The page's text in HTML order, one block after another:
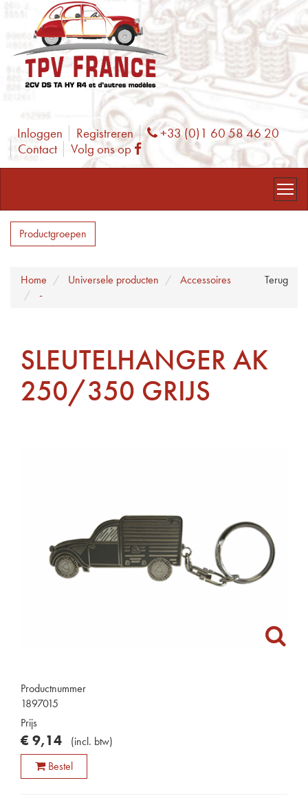
Inloggen Registreren Phone
+33 (0)1 60 58 46 20
Contact
Volg ons op Facebook
Productgroepen
Terug
Home Universele producten
Accessoires
-
SLEUTELHANGER AK
250/350 GRIJS
Productnummer
1897015
Prijs
€ 9,14 (incl. btw)
Bestel